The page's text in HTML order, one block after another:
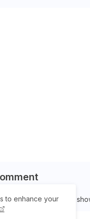
Embedded Mode To
to enhance your